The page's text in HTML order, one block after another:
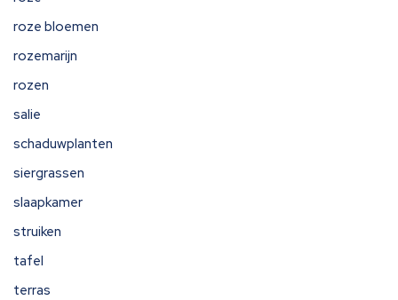
roze bloemen
rozemarijn
rozen
salie
schaduwplanten
siergrassen
slaapkamer
struiken
tafel
terras